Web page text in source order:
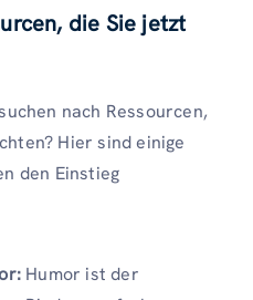
die Sie jetzt
nach Ressourcen,
Hier sind einige
den Einstieg
Humor ist der